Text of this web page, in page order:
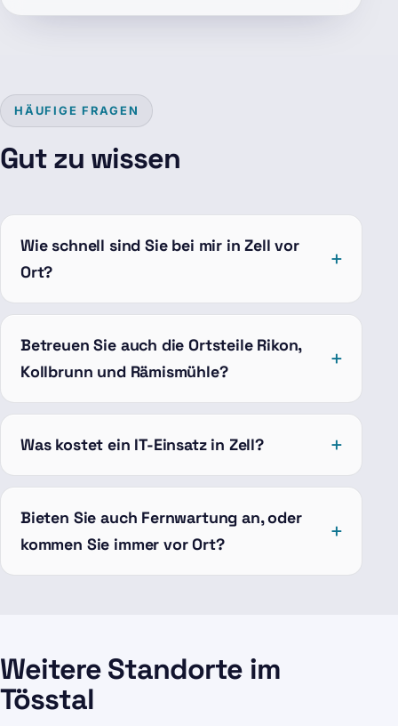
HÄUFIGE FRAGEN
Gut zu wissen
Wie schnell sind Sie bei mir in Zell vor
Ort?
Betreuen Sie auch die Ortsteile Rikon,
Kollbrunn und Rämismühle?
Was kostet ein IT-Einsatz in Zell?
Bieten Sie auch Fernwartung an, oder
kommen Sie immer vor Ort?
Weitere Standorte im
Tösstal